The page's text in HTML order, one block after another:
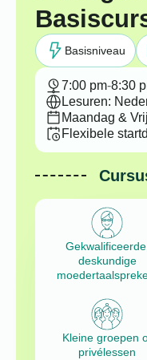
Basisniveau
7:00 pm-8:30
Lesuren:
Maandag &
Flexibele
Gekwalificeerde,
deskundige
Kleine groepen
privélessen